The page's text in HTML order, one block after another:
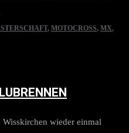
, MOTOCROSS, MX,
wieder einmal